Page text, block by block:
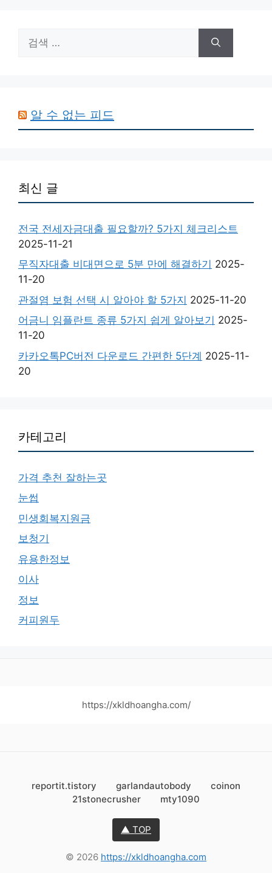
색:
알 수 없는 피드
최신 글
전국 전세자금대출 필요할까? 5가지 체크리스트
2025-11-21
무직자대출 비대면으로 5분 만에 해결하기 2025-
11-20
관절염 보험 선택 시 알아야 할 5가지 2025-11-20
어금니 임플란트 종류 5가지 쉽게 알아보기 2025-
11-20
카카오톡PC버전 다운로드 간편한 5단계 2025-11-
20
카테고리
가격 추천 잘하는곳
눈썹
민생회복지원금
보청기
유용한정보
이사
정보
커피원두
https://xkldhoangha.com/
reportit.tistory garlandautobody
coinon
21stonecrusher
mty1090
▲ TOP
© 2026 https://xkldhoangha.com